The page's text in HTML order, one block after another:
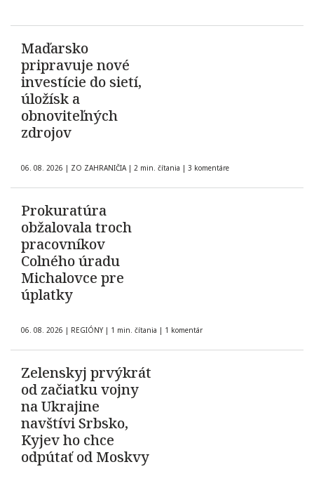
Maďarsko
pripravuje nové
investície do sietí,
úložísk a
obnoviteľných
zdrojov
06. 08. 2026 | ZO ZAHRANIČIA | 2 min. čítania | 3 komentáre
Prokuratúra
obžalovala troch
pracovníkov
Colného úradu
Michalovce pre
úplatky
06. 08. 2026 | REGIÓNY | 1 min. čítania | 1 komentár
Zelenskyj prvýkrát
od začiatku vojny
na Ukrajine
navštívi Srbsko,
Kyjev ho chce
odpútať od Moskvy